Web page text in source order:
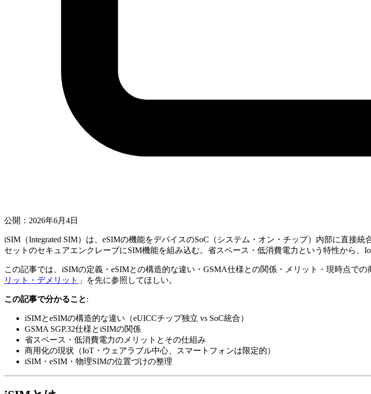
公開：2026年6月4日
iSIM（Integrated SIM）は、eSIMの機能をデバイスのSoC（システム・オン・チップ）内部に直接
セットのセキュアエンクレーブにSIM機能を組み込む。省スペース・低消費電力という特性から、
この記事では、iSIMの定義・eSIMとの構造的な違い・GSMA仕様との関係・メリット・現時点で
リット・デメリット 」を先に参照してほしい。
この記事で分かること:
iSIMとeSIMの構造的な違い（eUICCチップ独立 vs SoC統合）
GSMA SGP.32仕様とiSIMの関係
省スペース・低消費電力のメリットとその仕組み
商用化の現状（IoT・ウェアラブル中心、スマートフォンは限定的）
iSIM・eSIM・物理SIMの位置づけの整理